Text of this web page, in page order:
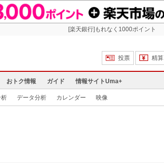
[楽天銀行]もれなく1000ポイント
投票
精算
おトク情報 ガイド 情報サイトUma+
析 データ分析 カレンダー 映像